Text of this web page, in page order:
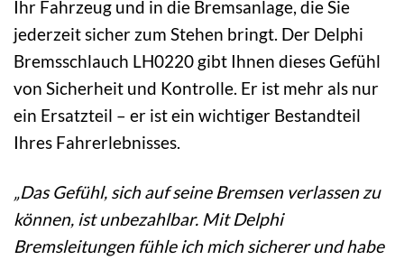
Ihr Fahrzeug und in die Bremsanlage, die Sie
jederzeit sicher zum Stehen bringt. Der Delphi
Bremsschlauch LH0220 gibt Ihnen dieses Gefühl
von Sicherheit und Kontrolle. Er ist mehr als nur
ein Ersatzteil – er ist ein wichtiger Bestandteil
Ihres Fahrerlebnisses.
„Das Gefühl, sich auf seine Bremsen verlassen zu
können, ist unbezahlbar. Mit Delphi
Bremsleitungen fühle ich mich sicherer und habe